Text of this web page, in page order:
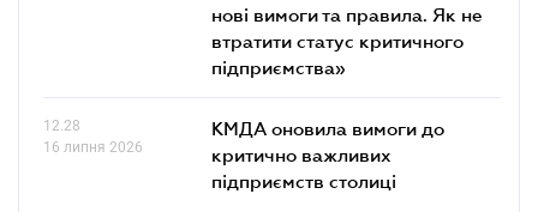
нові вимоги та правила. Як не
втратити статус критичного
підприємства»
12.28
16 липня 2026
КМДА оновила вимоги до
критично важливих
підприємств столиці